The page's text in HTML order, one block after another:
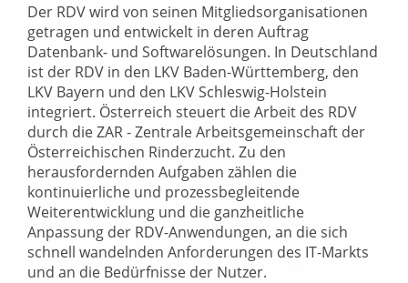
Der RDV wird von seinen Mitgliedsorganisationen
getragen und entwickelt in deren Auftrag
Datenbank- und Softwarelösungen. In Deutschland
ist der RDV in den LKV Baden-Württemberg, den
LKV Bayern und den LKV Schleswig-Holstein
integriert. Österreich steuert die Arbeit des RDV
durch die ZAR - Zentrale Arbeitsgemeinschaft der
Österreichischen Rinderzucht. Zu den
herausfordernden Aufgaben zählen die
kontinuierliche und prozessbegleitende
Weiterentwicklung und die ganzheitliche
Anpassung der RDV-Anwendungen, an die sich
schnell wandelnden Anforderungen des IT-Markts
und an die Bedürfnisse der Nutzer.